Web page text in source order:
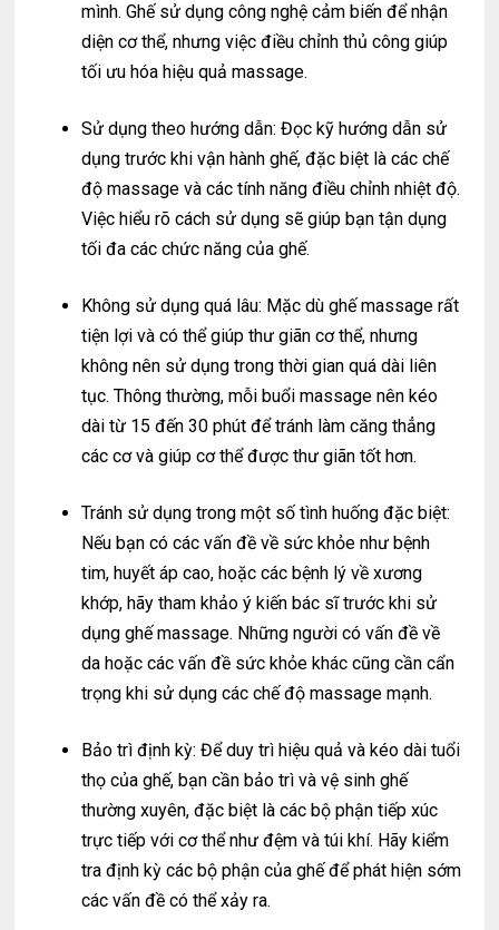
mình. Ghế sử dụng công nghệ cảm biến để nhận
diện cơ thể, nhưng việc điều chỉnh thủ công giúp
tối ưu hóa hiệu quả massage.
Sử dụng theo hướng dẫn: Đọc kỹ hướng dẫn sử
dụng trước khi vận hành ghế, đặc biệt là các chế
độ massage và các tính năng điều chỉnh nhiệt độ.
Việc hiểu rõ cách sử dụng sẽ giúp bạn tận dụng
tối đa các chức năng của ghế.
Không sử dụng quá lâu: Mặc dù ghế massage rất
tiện lợi và có thể giúp thư giãn cơ thể, nhưng
không nên sử dụng trong thời gian quá dài liên
tục. Thông thường, mỗi buổi massage nên kéo
dài từ 15 đến 30 phút để tránh làm căng thẳng
các cơ và giúp cơ thể được thư giãn tốt hơn.
Tránh sử dụng trong một số tình huống đặc biệt:
Nếu bạn có các vấn đề về sức khỏe như bệnh
tim, huyết áp cao, hoặc các bệnh lý về xương
khớp, hãy tham khảo ý kiến bác sĩ trước khi sử
dụng ghế massage. Những người có vấn đề về
da hoặc các vấn đề sức khỏe khác cũng cần cẩn
trọng khi sử dụng các chế độ massage mạnh.
Bảo trì định kỳ: Để duy trì hiệu quả và kéo dài tuổi
thọ của ghế, bạn cần bảo trì và vệ sinh ghế
thường xuyên, đặc biệt là các bộ phận tiếp xúc
trực tiếp với cơ thể như đệm và túi khí. Hãy kiểm
tra định kỳ các bộ phận của ghế để phát hiện sớm
các vấn đề có thể xảy ra.